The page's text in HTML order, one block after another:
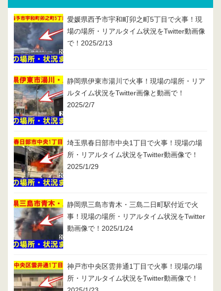
愛媛県西予市宇和町卯之町5丁目で火事！現
場の場所・リアルタイム状況をTwitter動画像
で！2025/2/13
静岡県伊東市湯川で火事！現場の場所・リア
ルタイム状況をTwitter画像と動画で！
2025/2/7
埼玉県春日部市中央1丁目で火事！現場の場
所・リアルタイム状況をTwitter動画像で！
2025/1/29
静岡県三島市青木・三島二日町駅付近で火
事！現場の場所・リアルタイム状況をTwitter
動画像で！2025/1/24
神戸市中央区雲井通1丁目で火事！現場の場
所・リアルタイム状況をTwitter動画像で！